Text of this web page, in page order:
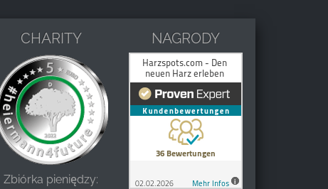
CHARITY
Zbiórka pieniędzy:
NAGRODY